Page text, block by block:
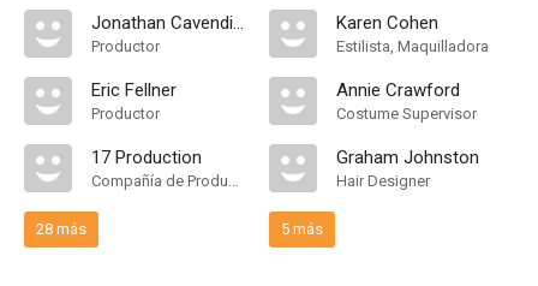
Jonathan Cavendish
Productor
Eric Fellner
Productor
17 Production
Compañía de Produccion
28 más
Karen Cohen
Estilista, Maquilladora
Annie Crawford
Costume Supervisor
Graham Johnston
Hair Designer
5 más